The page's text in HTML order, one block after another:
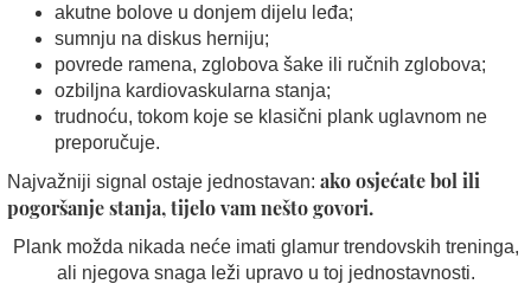
akutne bolove u donjem dijelu leđa;
sumnju na diskus herniju;
povrede ramena, zglobova šake ili ručnih zglobova;
ozbiljna kardiovaskularna stanja;
trudnoću, tokom koje se klasični plank uglavnom ne
preporučuje.
Najvažniji signal ostaje jednostavan: ako osjećate bol ili
pogoršanje stanja, tijelo vam nešto govori.
Plank možda nikada neće imati glamur trendovskih treninga,
ali njegova snaga leži upravo u toj jednostavnosti.